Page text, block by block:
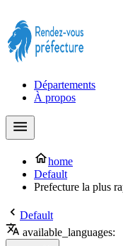
Départements
À propos
home
Default
Prefecture la plus
Default
available_languages: